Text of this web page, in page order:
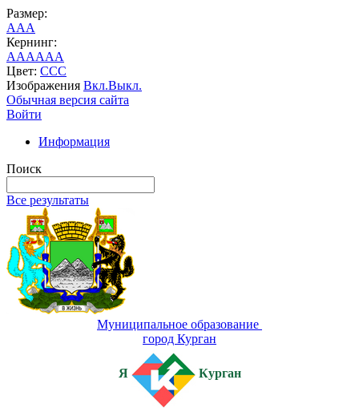
Размер:
AAA
Кернинг:
AAAAAA
Цвет: CCC
Изображения Вкл.Выкл.
Обычная версия сайта
Войти
Информация
Поиск
Все результаты
Муниципальное образование
город Курган
Я Курган